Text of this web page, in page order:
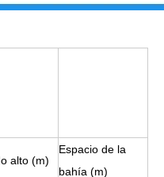
alto (m)
Espacio de la
bahía (m)